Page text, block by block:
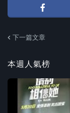
下一篇文章
本週人氣榜